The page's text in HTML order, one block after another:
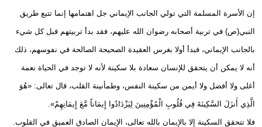
إن الأسرة المسلمة التي تولي الجانب الإيماني جل اهتمامها إنما تتبع طريق
النبي(ص) في تربية أصحابه رضوان الله عليهم، فقد بدأ تربيتهم قبل كل شيء
بالجانب الإيماني، فبدأ أولا بغرس العقيدة الصحيحة الصالحة في نفوسهم، ذلك
أنه لا يمكن أن يتحقق للإنسان سعادة بلا سكينة لأنه لا توجد في الحياة نعمة
أغلى ولا أفضل ولا أيمن من سكينة النفس، وطمأنينة القلب، قال تعالى: «هُوَ
الَّذِي أَنزَلَ السَّكِينَةَ فِي قُلُوبِ الْمُؤْمِنِينَ لِيَزْدَادُوا إِيمَاناً مَّعَ إِيمَانِهِمْ».
فلا تتحقق السكينة إلا بالإيمان بالله تعالى، الإيمان الصادق العميق في القلوب.